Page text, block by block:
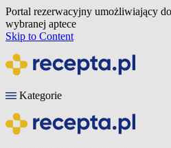
Portal rezerwacyjny umożliwiający
wybranej aptece
Skip to Content
Kategorie